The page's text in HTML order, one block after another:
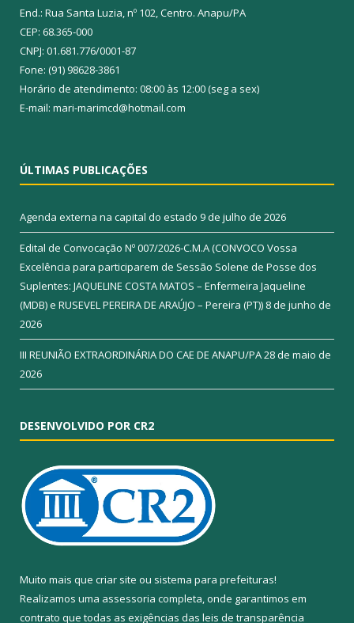
End.: Rua Santa Luzia, nº 102, Centro. Anapu/PA
CEP: 68.365-000
CNPJ: 01.681.776/0001-87
Fone: (91) 98628-3861
Horário de atendimento: 08:00 às 12:00 (seg a sex)
E-mail: mari-marimcd@hotmail.com
ÚLTIMAS PUBLICAÇÕES
Agenda externa na capital do estado 9 de julho de 2026
Edital de Convocação Nº 007/2026-C.M.A (CONVOCO Vossa
Excelência para participarem de Sessão Solene de Posse dos
Suplentes: JAQUELINE COSTA MATOS – Enfermeira Jaqueline
(MDB) e RUSEVEL PEREIRA DE ARAÚJO – Pereira (PT)) 8 de junho de
2026
III REUNIÃO EXTRAORDINÁRIA DO CAE DE ANAPU/PA28 de maio de
2026
DESENVOLVIDO POR CR2
Muito mais que criar site ou sistema para prefeituras!
Realizamos uma assessoria completa, onde garantimos em
contrato que todas as exigências das leis de transparência